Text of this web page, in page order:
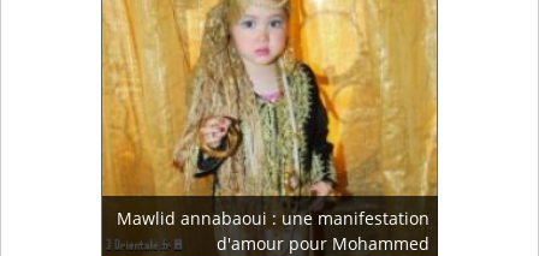
Mawlid annabaoui : une manifestation
d'amour pour Mohammed